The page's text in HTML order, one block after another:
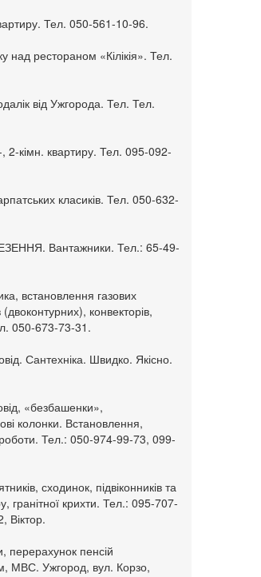
Тел. 050-561-10-96.
над рестораном «Кілікія». Тел.
від Ужгорода. Тел. Тел.
2-кімн. квартиру. Тел. 095-092-
класиків. Тел. 050-632-
Вантажники. Тел.: 65-49-
встановлення газових
конвекторів,
050-673-73-31.
Сантехніка. Швидко. Якісно.
«безбашенки»,
колонки. Встановлення,
роботи. Тел.: 050-974-99-73, 099-
сходинок, підвіконників та
гранітної крихти. Тел.: 095-707-
Віктор.
перерахунок пенсій
МВС. Ужгород, вул. Корзо,